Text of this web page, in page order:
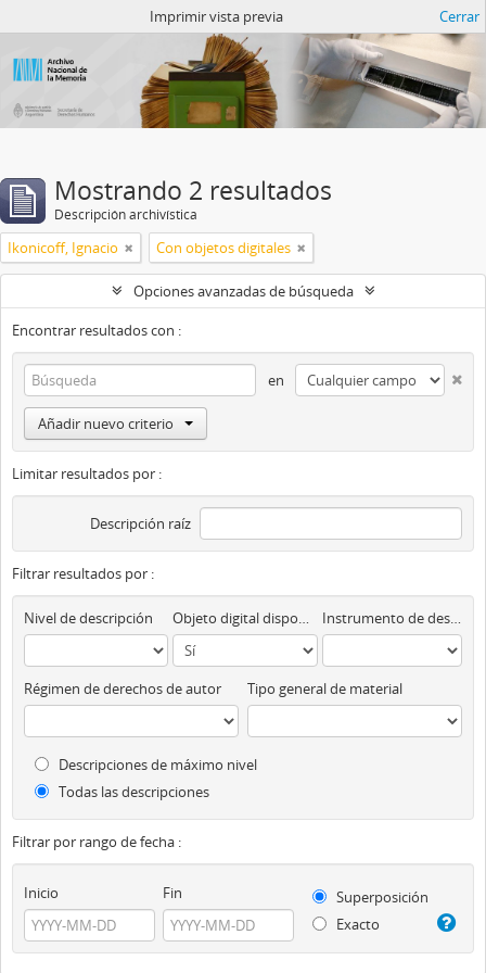
Imprimir vista previa Cerrar
Mostrando 2 resultados
Descripción archivística
Ikonicoff, Ignacio Con objetos digitales
Opciones avanzadas de búsqueda
Encontrar resultados con :
en
Añadir nuevo criterio
Limitar resultados por :
Descripción raíz
Filtrar resultados por :
Nivel de descripción Objeto digital disponibles Instrumento de descripción
Régimen de derechos de autor Tipo general de material
Descripciones de máximo nivel
Todas las descripciones
Filtrar por rango de fecha :
Inicio Fin
Superposición
Exacto